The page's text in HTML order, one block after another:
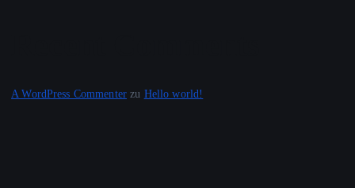
A WordPress Commenter zu Hello world!